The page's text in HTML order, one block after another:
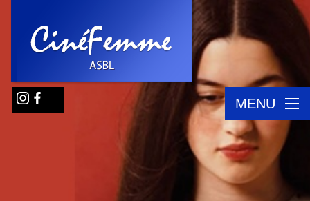
MENU